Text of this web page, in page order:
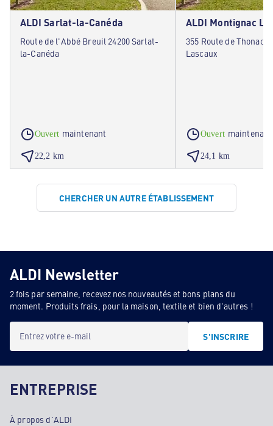
ALDI Sarlat-la-Canéda
Route de l'Abbé Breuil 24200 Sarlat-
la-Canéda
Ouvert maintenant
22,2 km
ALDI Montignac
355 Route de Thonac
Lascaux
Ouvert maintenant
24,1 km
CHERCHER UN AUTRE ÉTABLISSEMENT
ALDI Newsletter
2 fois par semaine, recevez nos nouveautés et bons plans du
moment. Produits frais, pour la maison, textile et bien d'autres !
Entrez votre e-mail S'INSCRIRE
ENTREPRISE
À propos d'ALDI